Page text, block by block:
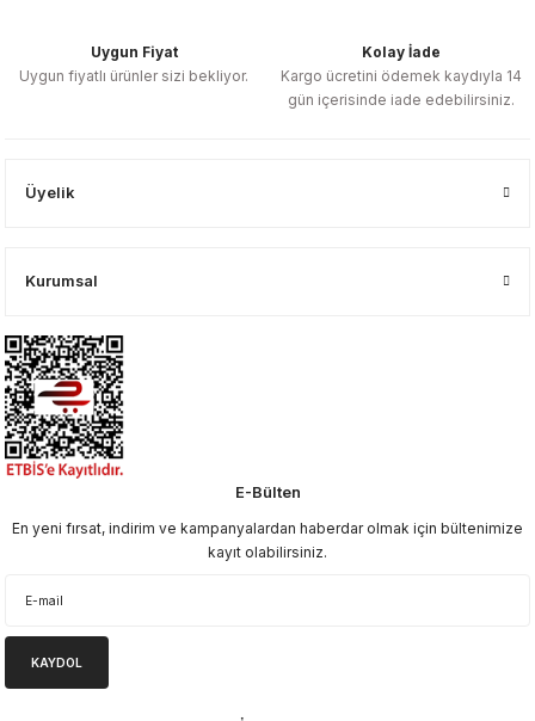
Uygun Fiyat
Uygun fiyatlı ürünler sizi bekliyor.
Kolay İade
Kargo ücretini ödemek kaydıyla 14
gün içerisinde iade edebilirsiniz.
Üyelik
Kurumsal
E-Bülten
En yeni fırsat, indirim ve kampanyalardan haberdar olmak için bültenimize
kayıt olabilirsiniz.
KAYDOL